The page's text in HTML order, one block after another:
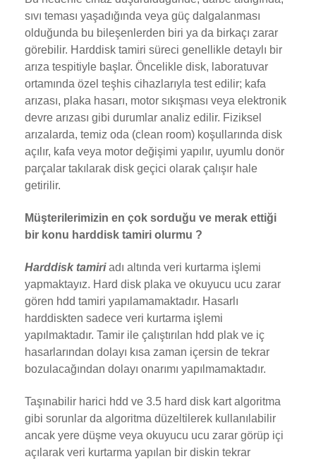
sıvı teması yaşadığında veya güç dalgalanması
olduğunda bu bileşenlerden biri ya da birkaçı zarar
görebilir. Harddisk tamiri süreci genellikle detaylı bir
arıza tespitiyle başlar. Öncelikle disk, laboratuvar
ortamında özel teşhis cihazlarıyla test edilir; kafa
arızası, plaka hasarı, motor sıkışması veya elektronik
devre arızası gibi durumlar analiz edilir. Fiziksel
arızalarda, temiz oda (clean room) koşullarında disk
açılır, kafa veya motor değişimi yapılır, uyumlu donör
parçalar takılarak disk geçici olarak çalışır hale
getirilir.
Müşterilerimizin en çok sorduğu ve merak ettiği
bir konu harddisk tamiri olurmu ?
Harddisk tamiriadı altında veri kurtarma işlemi
yapmaktayız. Hard disk plaka ve okuyucu ucu zarar
gören hdd tamiri yapılamamaktadır. Hasarlı
harddiskten sadece veri kurtarma işlemi
yapılmaktadır. Tamir ile çalıştırılan hdd plak ve iç
hasarlarından dolayı kısa zaman içersin de tekrar
bozulacağından dolayı onarımı yapılmamaktadır.
Taşınabilir harici hdd ve 3.5 hard disk kart algoritma
gibi sorunlar da algoritma düzeltilerek kullanılabilir
ancak yere düşme veya okuyucu ucu zarar görüp içi
açılarak veri kurtarma yapılan bir diskin tekrar